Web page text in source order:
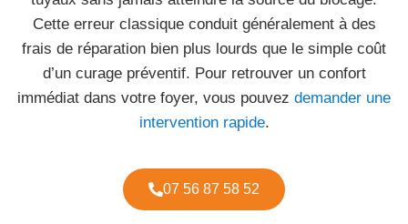
Cette erreur classique conduit généralement à des
frais de réparation bien plus lourds que le simple coût
d’un curage préventif. Pour retrouver un confort
immédiat dans votre foyer, vous pouvez demander une
intervention rapide.
07 56 87 58 52